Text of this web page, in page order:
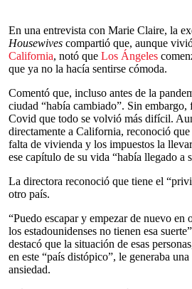
En una entrevista con Marie Claire, la
Housewives compartió que, aunque
California, notó que Los Ángeles
que ya no la hacía sentirse cómoda.
Comentó que, incluso antes de la
ciudad “había cambiado”. Sin embargo,
Covid que todo se volvió más difícil.
directamente a California, reconoció
falta de vivienda y los impuestos la
ese capítulo de su vida “había llegado a
La directora reconoció que tiene el
otro país.
“Puedo escapar y empezar de nuevo
los estadounidenses no tienen esa
destacó que la situación de esas
en este “país distópico”, le generaba
ansiedad.